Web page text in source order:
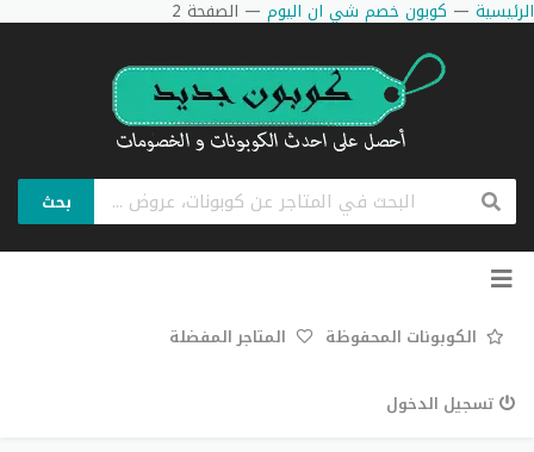
الرئيسية — كوبون خصم شي ان اليوم — الصفحة 2
بحث
تخطي
الكوبونات المحفوظة المتاجر المفضلة
تسجيل الدخول